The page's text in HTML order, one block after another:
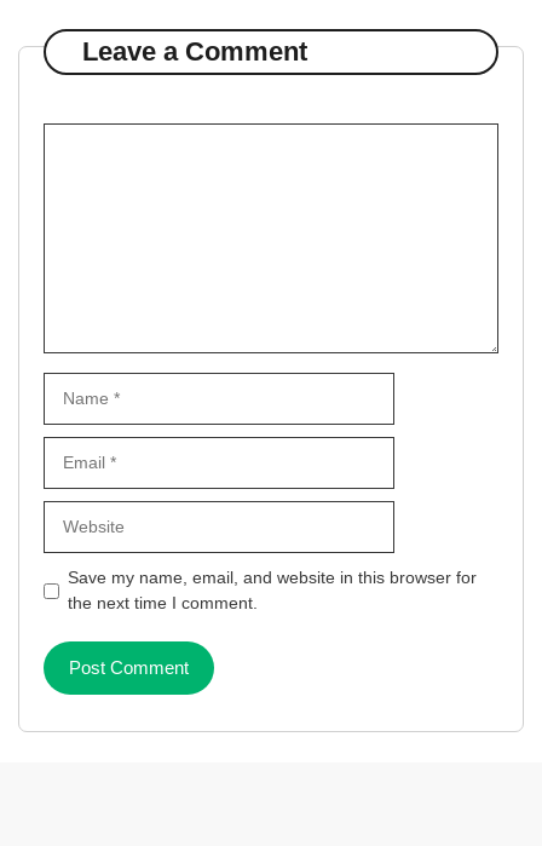
Leave a Comment
Save my name, email, and website in this browser for
the next time I comment.